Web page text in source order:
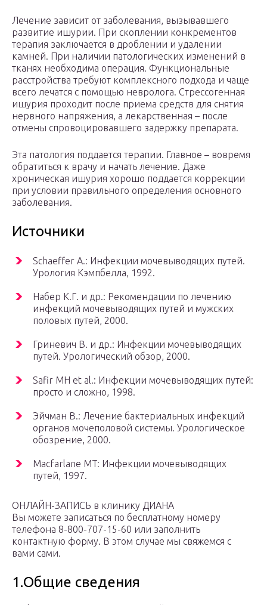
Лечение зависит от заболевания, вызывавшего
развитие ишурии. При скоплении конкрементов
терапия заключается в дроблении и удалении
камней. При наличии патологических изменений в
тканях необходима операция. Функциональные
расстройства требуют комплексного подхода и чаще
всего лечатся с помощью невролога. Стрессогенная
ишурия проходит после приема средств для снятия
нервного напряжения, а лекарственная – после
отмены спровоцировавшего задержку препарата.
Эта патология поддается терапии. Главное – вовремя
обратиться к врачу и начать лечение. Даже
хроническая ишурия хорошо поддается коррекции
при условии правильного определения основного
заболевания.
Источники
Schaeffer A.: Инфекции мочевыводящих путей.
Урология Кэмпбелла, 1992.
Набер К.Г. и др.: Рекомендации по лечению
инфекций мочевыводящих путей и мужских
половых путей, 2000.
Гриневич В. и др.: Инфекции мочевыводящих
путей. Урологический обзор, 2000.
Safir MH et al.: Инфекции мочевыводящих путей:
просто и сложно, 1998.
Эйчман В.: Лечение бактериальных инфекций
органов мочеполовой системы. Урологическое
обозрение, 2000.
Macfarlane MT: Инфекции мочевыводящих
путей, 1997.
ОНЛАЙН-ЗАПИСЬ в клинику ДИАНА
Вы можете записаться по бесплатному номеру
телефона 8-800-707-15-60 или заполнить
контактную форму. В этом случае мы свяжемся с
вами сами.
1.Общие сведения